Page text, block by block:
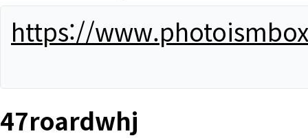
https://
47roardwhj